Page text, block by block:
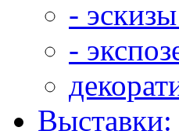
-
-
Выставки: